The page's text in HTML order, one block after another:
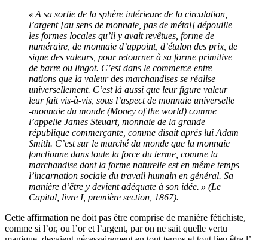
« A sa sortie de la sphère intérieure de la circulation,
l’argent [au sens de monnaie, pas de métal] dépouille
les formes locales qu’il y avait revêtues, forme de
numéraire, de monnaie d’appoint, d’étalon des prix, de
signe des valeurs, pour retourner à sa forme primitive
de barre ou lingot. C’est dans le commerce entre
nations que la valeur des marchandises se réalise
universellement. C’est là aussi que leur figure valeur
leur fait vis-à-vis, sous l’aspect de monnaie universelle
-monnaie du monde (Money of the world) comme
l’appelle James Steuart, monnaie de la grande
république commerçante, comme disait aprés lui Adam
Smith. C’est sur le marché du monde que la monnaie
fonctionne dans toute la force du terme, comme la
marchandise dont la forme naturelle est en même temps
l’incarnation sociale du travail humain en général. Sa
manière d’être y devient adéquate à son idée. » (Le
Capital, livre I, première section, 1867).
Cette affirmation ne doit pas être comprise de manière fétichiste,
comme si l’or, ou l’or et l’argent, par on ne sait quelle vertu